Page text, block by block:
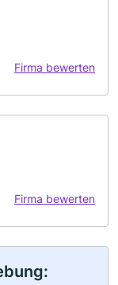
Firma bewerten
Firma bewerten